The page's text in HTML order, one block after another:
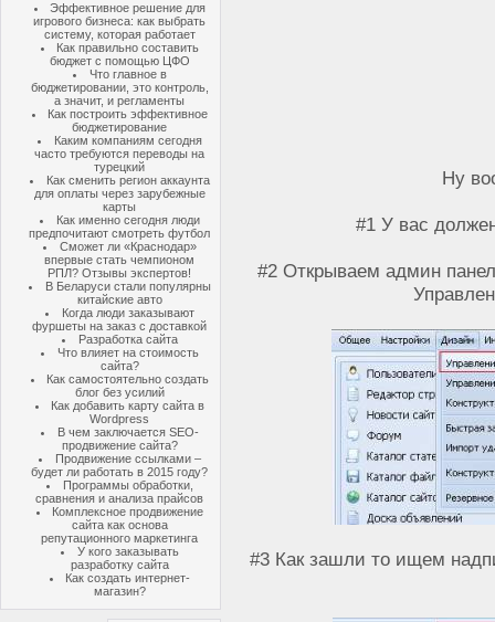
Эффективное решение для
игрового бизнеса: как выбрать
систему, которая работает
Как правильно составить
бюджет с помощью ЦФО
Что главное в
бюджетировании, это контроль,
а значит, и регламенты
Как построить эффективное
бюджетирование
Каким компаниям сегодня
часто требуются переводы на
турецкий
Как сменить регион аккаунта
для оплаты через зарубежные
карты
Как именно сегодня люди
предпочитают смотреть футбол
Сможет ли «Краснодар»
впервые стать чемпионом
РПЛ? Отзывы экспертов!
В Беларуси стали популярны
китайские авто
Когда люди заказывают
фуршеты на заказ с доставкой
Разработка сайта
Что влияет на стоимость
сайта?
Как самостоятельно создать
блог без усилий
Как добавить карту сайта в
Wordpress
В чем заключается SEO-
продвижение сайта?
Продвижение ссылками –
будет ли работать в 2015 году?
Программы обработки,
сравнения и анализа прайсов
Комплексное продвижение
сайта как основа
репутационного маркетинга
У кого заказывать
разработку сайта
Как создать интернет-
магазин?
Ну
#1 У вас
#2 Открываем админ
#3 Как зашли то ищем